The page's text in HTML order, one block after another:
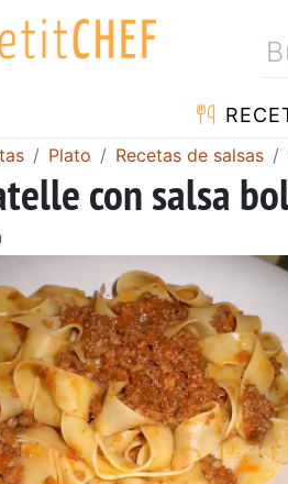
Plato Recetas de salsas
con salsa